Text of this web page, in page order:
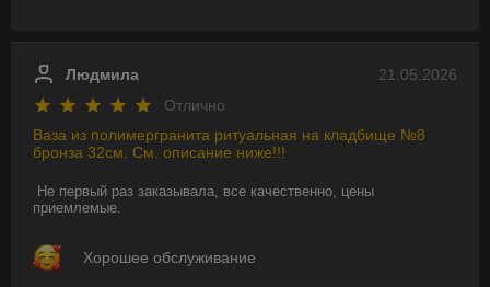
21.05.2026
Людмила
Отлично
Ваза из полимергранита ритуальная на кладбище №8
бронза 32см. См. описание ниже!!!
Не первый раз заказывала, все качественно, цены
приемлемые.
Хорошее обслуживание